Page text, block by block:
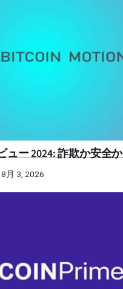
ュー 2024: 詐欺か安全
8月 3, 2026